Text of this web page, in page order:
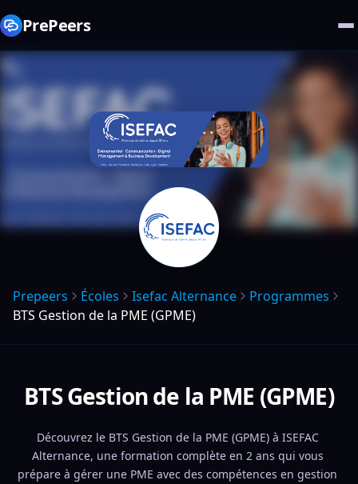
PrePeers
Prepeers Écoles Isefac Alternance
Programmes
BTS Gestion de la PME (GPME)
BTS Gestion de la PME (GPME)
Découvrez le BTS Gestion de la PME (GPME) à ISEFAC
Alternance, une formation complète en 2 ans qui vous
prépare à gérer une PME avec des compétences en gestion